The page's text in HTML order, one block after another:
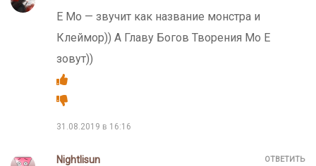
Е Мо — звучит как название монстра и
Клеймор)) А Главу Богов Творения Мо Е
зовут))
31.08.2019 в 16:16
Nightlisun ОТВЕТИТЬ